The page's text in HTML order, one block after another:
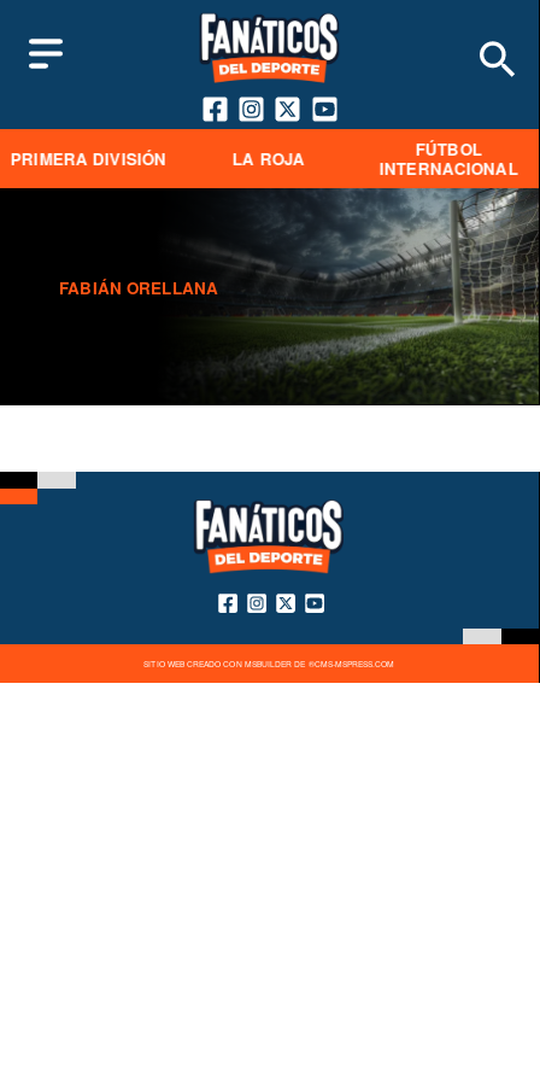
PRIMERA DIVISIÓN LA ROJA
FÚTBOL
INTERNACIONAL
FABIÁN ORELLANA
SITIO WEB CREADO CON MSBUILDER DE ®CMS-MSPRESS.COM